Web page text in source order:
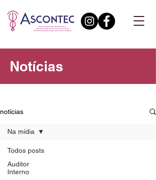
Notícias
notícias
Todos posts
Auditor
Interno
Na mídia